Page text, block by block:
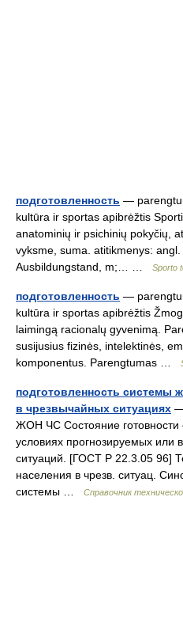
подготовленность —
kultūra ir sportas apibrėžtis
anatominių ir psichinių pokyčių,
vyksme, suma. atitikmenys:
Ausbildungstand, m;… …
Sporto
подготовленность —
kultūra ir sportas apibrėžtis
laimingą racionalų gyvenimą.
susijusius fizinės, intelektinės,
komponentus. Parengtumas …
подготовленность системы
в чрезвычайных ситуациях —
ЖОН ЧС Состояние
условиях прогнозируемых или
ситуаций. [ГОСТ Р 22.3.05 96]
населения в чрезв. ситуац.
системы …
Справочник